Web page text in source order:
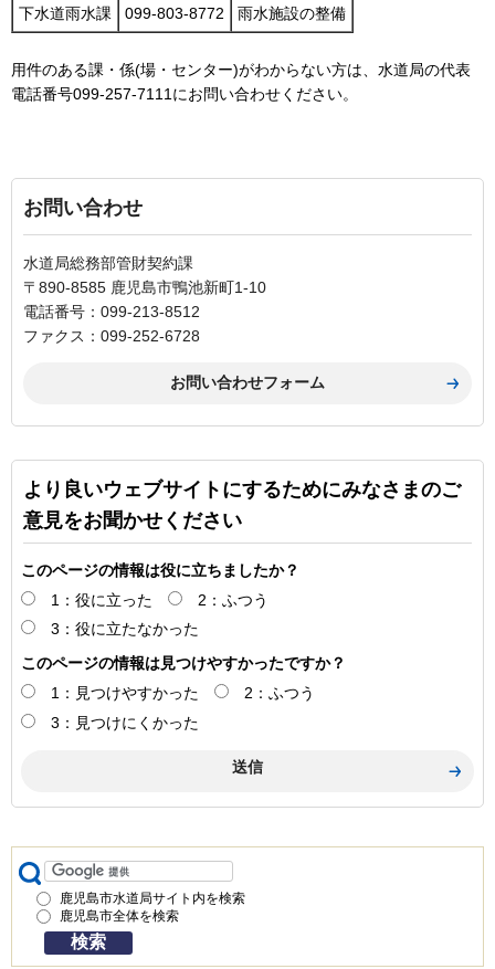
下水道雨水課 099-803-8772 雨水施設の整備
用件のある課・係(場・センター)がわからない方は、水道局の代表
電話番号099-257-7111にお問い合わせください。
お問い合わせ
水道局総務部管財契約課
〒890-8585 鹿児島市鴨池新町1-10
電話番号：099-213-8512
ファクス：099-252-6728
より良いウェブサイトにするためにみなさまのご
意見をお聞かせください
このページの情報は役に立ちましたか？
1：役に立った
2：ふつう
3：役に立たなかった
このページの情報は見つけやすかったですか？
1：見つけやすかった
2：ふつう
3：見つけにくかった
鹿児島市水道局サイト内を検索
鹿児島市全体を検索